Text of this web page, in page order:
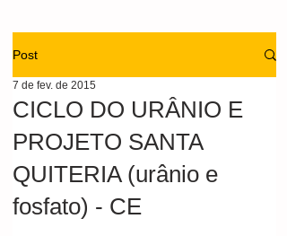
Post
CICLO DO URÂNIO E
PROJETO SANTA
QUITERIA (urânio e
fosfato) - CE
7 de fev. de 2015